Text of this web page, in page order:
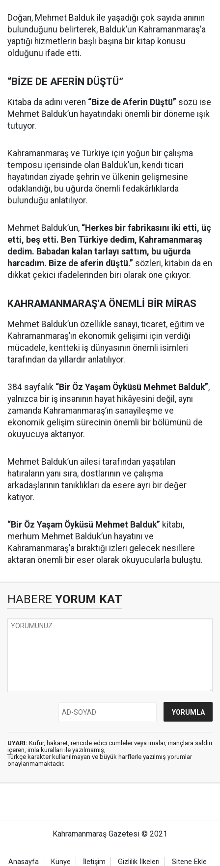
Doğan, Mehmet Balduk ile yaşadığı çok sayıda anının
bulunduğunu belirterek, Balduk’un Kahramanmaraş’a
yaptığı hizmetlerin başlı başına bir kitap konusu
olduğunu ifade etti.
“BİZE DE AFERİN DÜŞTÜ”
Kitaba da adını veren “Bize de Aferin Düştü” sözü ise
Mehmet Balduk’un hayatındaki önemli bir döneme ışık
tutuyor.
Kahramanmaraş ve Türkiye için yoğun bir çalışma
temposu içerisinde olan Balduk’un, kendi ticari
hayatından ziyade şehrin ve ülkenin gelişmesine
odaklandığı, bu uğurda önemli fedakârlıklarda
bulunduğu anlatılıyor.
Mehmet Balduk’un, “Herkes bir fabrikasını iki etti, üç
etti, beş etti. Ben Türkiye dedim, Kahramanmaraş
dedim. Babadan kalan tarlayı sattım, bu uğurda
harcadım. Bize de aferin düştü.” sözleri, kitabın da en
dikkat çekici ifadelerinden biri olarak öne çıkıyor.
KAHRAMANMARAŞ’A ÖNEMLİ BİR MİRAS
Mehmet Balduk’un özellikle sanayi, ticaret, eğitim ve
Kahramanmaraş’ın ekonomik gelişimi için verdiği
mücadele, kentteki iş dünyasının önemli isimleri
tarafından da yıllardır anlatılıyor.
384 sayfalık “Bir Öz Yaşam Öyküsü Mehmet Balduk”,
yalnızca bir iş insanının hayat hikâyesini değil, aynı
zamanda Kahramanmaraş’ın sanayileşme ve
ekonomik gelişim sürecinin önemli bir bölümünü de
okuyucuya aktarıyor.
Mehmet Balduk’un ailesi tarafından yaşatılan
hatıraların yanı sıra, dostlarının ve çalışma
arkadaşlarının tanıklıkları da esere ayrı bir değer
katıyor.
“Bir Öz Yaşam Öyküsü Mehmet Balduk” kitabı,
merhum Mehmet Balduk’un hayatını ve
Kahramanmaraş’a bıraktığı izleri gelecek nesillere
aktaran önemli bir eser olarak okuyucularla buluştu.
HABERE YORUM KAT
UYARI: Küfür, hakaret, rencide edici cümleler veya imalar, inançlara saldırı
içeren, imla kuralları ile yazılmamış,
Türkçe karakter kullanılmayan ve büyük harflerle yazılmış yorumlar
onaylanmamaktadır.
Kahramanmaraş Gazetesi © 2021
Anasayfa Künye İletişim Gizlilik İlkeleri Sitene Ekle